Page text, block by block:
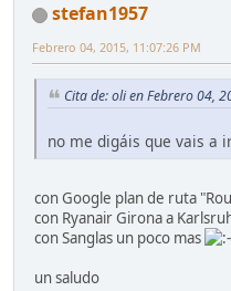
stefan1957
Febrero 04, 2015, 11:07:26 PM
Cita de: oli en Febrero 04,
no me digáis que vais a
con Google plan de ruta
con Ryanair Girona a
con Sanglas un poco mas
un saludo